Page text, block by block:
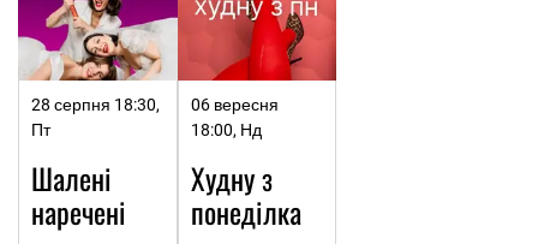
28 серпня 18:30,
Пт
Шалені
наречені
06 вересня
18:00, Нд
Худну з
понеділка